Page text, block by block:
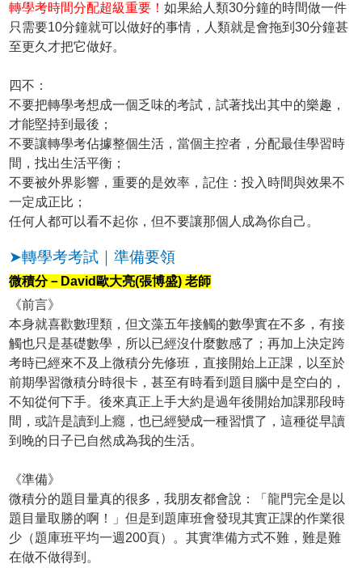
轉學考時間分配超級重要！如果給人類30分鐘的時間做一件
只需要10分鐘就可以做好的事情，人類就是會拖到30分鐘甚
至更久才把它做好。
四不：
不要把轉學考想成一個乏味的考試，試著找出其中的樂趣，
才能堅持到最後；
不要讓轉學考佔據整個生活，當個主控者，分配最佳學習時
間，找出生活平衡；
不要被外界影響，重要的是效率，記住：投入時間與效果不
一定成正比；
任何人都可以看不起你，但不要讓那個人成為你自己。
➤轉學考考試｜準備要領
微積分－David歐大亮(張博盛) 老師
《前言》
本身就喜歡數理類，但文藻五年接觸的數學實在不多，有接
觸也只是基礎數學，所以已經沒什麼數感了；再加上決定跨
考時已經來不及上微積分先修班，直接開始上正課，以至於
前期學習微積分時很卡，甚至有時看到題目腦中是空白的，
不知從何下手。後來真正上手大約是過年後開始加課那段時
間，或許是讀到上癮，也已經變成一種習慣了，這種從早讀
到晚的日子已自然成為我的生活。
《準備》
微積分的題目量真的很多，我朋友都會說：「龍門完全是以
題目量取勝的啊！」但是到題庫班會發現其實正課的作業很
少（題庫班平均一週200頁）。其實準備方式不難，難是難
在做不做得到。